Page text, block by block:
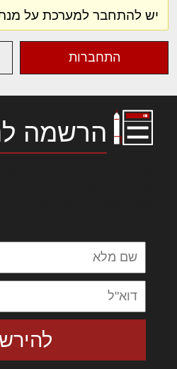
יש להתחבר למערכת על
התחברות
הרשמה